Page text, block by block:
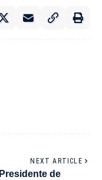
NEXT ARTICLE
Presidente de